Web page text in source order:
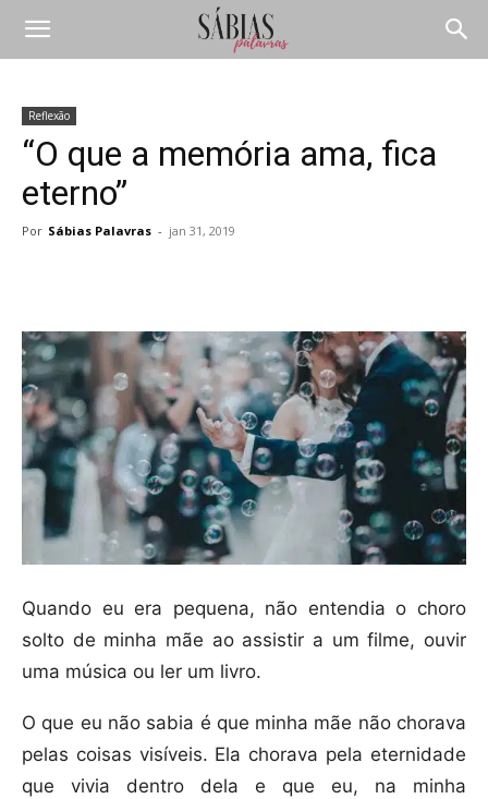
Reflexão
“O que a memória ama, fica
eterno”
Por Sábias Palavras - jan 31, 2019
Quando eu era pequena, não entendia o choro
solto de minha mãe ao assistir a um filme, ouvir
uma música ou ler um livro.
O que eu não sabia é que minha mãe não chorava
pelas coisas visíveis. Ela chorava pela eternidade
que vivia dentro dela e que eu, na minha